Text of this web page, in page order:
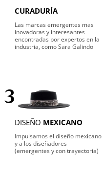
CURADURÍA
Las marcas emergentes mas
inovadoras y interesantes
encontradas por expertos en la
industria, como Sara Galindo
3
DISEÑO MEXICANO
Impulsamos el diseño mexicano
y a los diseñadores
(emergentes y con trayectoria)